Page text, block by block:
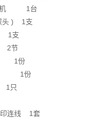
主机 1台
头 ) 1支
支
2节
1份
证 1份
只
印连线 1套